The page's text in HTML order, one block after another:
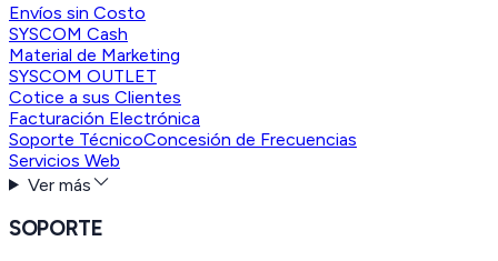
Envíos sin Costo
SYSCOM Cash
Material de Marketing
SYSCOM OUTLET
Cotice a sus Clientes
Facturación Electrónica
Soporte TécnicoConcesión de Frecuencias
Servicios Web
Ver más
SOPORTE